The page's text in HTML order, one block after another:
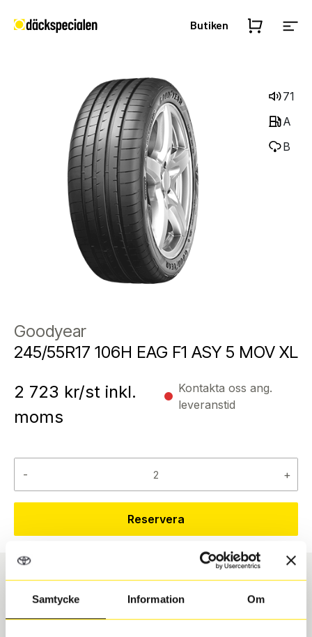
Samtycke Information Om
Butiken
71
A
B
Goodyear
245/55R17 106H EAG F1 ASY 5 MOV XL
2 723 kr/st inkl.
moms
Kontakta oss ang.
leveranstid
- +
Reservera
Däcktyp Däckstorlek